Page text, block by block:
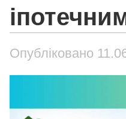
Опубліковано